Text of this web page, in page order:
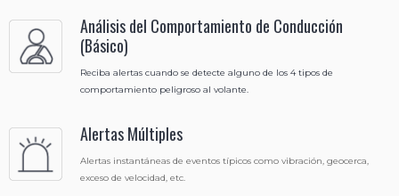
Análisis del Comportamiento de Conducción
(Básico)
Reciba alertas cuando se detecte alguno de los 4 tipos de
comportamiento peligroso al volante.
Alertas Múltiples
Alertas instantáneas de eventos típicos como vibración, geocerca,
exceso de velocidad, etc.